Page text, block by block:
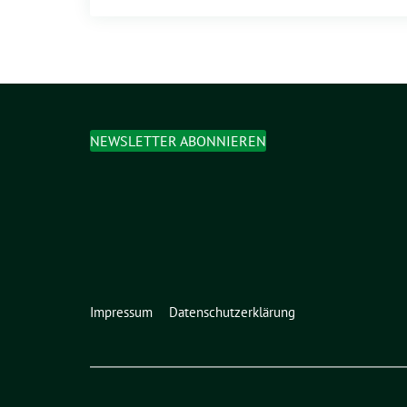
NEWSLETTER ABONNIEREN
Impressum Datenschutzerklärung